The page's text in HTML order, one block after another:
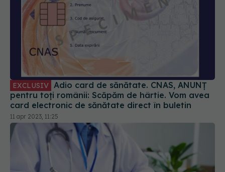
EXCLUSIV
pentru toți românii: Scăpăm de hârtie. Vom avea
card electronic de sănătate direct în buletin
11 apr 2023, 11:25